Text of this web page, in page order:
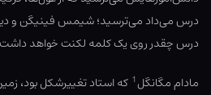
درس می‌داد می‌ترسید؛ شیمس فینیگن و
درس چقدر روی یک کلمه لکنت خواهد
مادام مگانگل1 که استاد تغییرشکل بود،